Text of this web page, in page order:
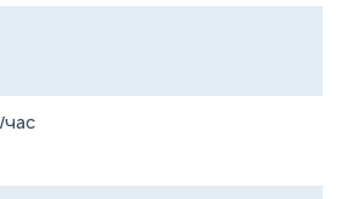
(докатка)
час